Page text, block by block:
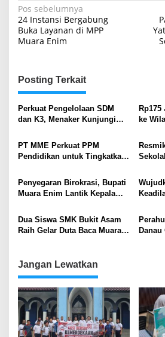
Navigasi
pos
Pos sebelumnya
24 Instansi Bergabung
Buka Layanan di MPP
Muara Enim
Posting Terkait
Perkuat Pengelolaan SDM
dan K3, Menaker Kunjungi
ke
PT MME Perkuat PPM
Pendidikan untuk Tingkatkan
Tambang
Muara
Penyegaran Birokrasi, Bupati
Muara Enim Lantik Kepala
PMD .
Sosial
Dua Siswa SMK Bukit Asam
Raih Gelar Duta Baca Muara
Jangan Lewatkan